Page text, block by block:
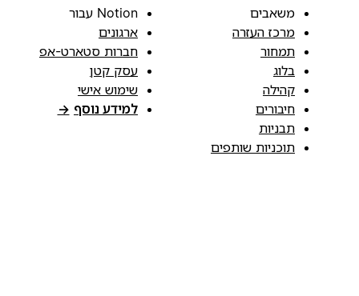
משאבים
מרכז העזרה
תמחור
בלוג
קהילה
חיבורים
תבניות
תוכניות שותפים
Notion עבור
ארגונים
חברות סטארט-אפ
עסק קטן
שימוש אישי
למידע נוסף →